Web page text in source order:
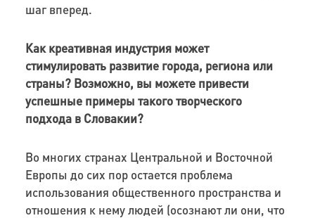
шаг вперед.
Как креативная индустрия может
стимулировать развитие города, региона или
страны? Возможно, вы можете привести
успешные примеры такого творческого
подхода в Словакии?
Во многих странах Центральной и Восточной
Европы до сих пор остается проблема
использования общественного пространства и
отношения к нему людей (осознают ли они, что